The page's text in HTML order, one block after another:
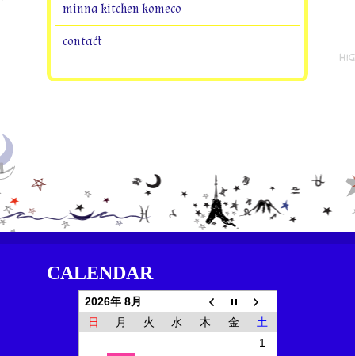
minna kitchen komeco
contact
CALENDAR
2026年 8月
日
月 火 水 木 金
土
1